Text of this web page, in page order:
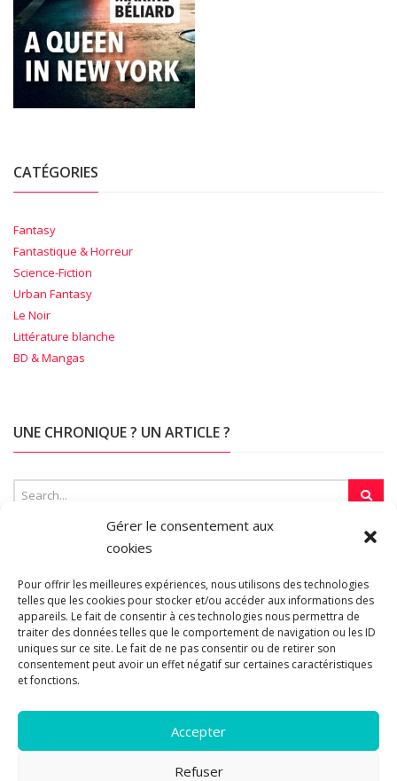
Gérer le consentement aux
cookies
Pour offrir les meilleures expériences, nous utilisons des technologies
telles que les cookies pour stocker et/ou accéder aux informations des
appareils. Le fait de consentir à ces technologies nous permettra de
traiter des données telles que le comportement de navigation ou les ID
uniques sur ce site. Le fait de ne pas consentir ou de retirer son
consentement peut avoir un effet négatif sur certaines caractéristiques
et fonctions.
Accepter
Refuser
CATÉGORIES
Fantasy
Fantastique & Horreur
Science-Fiction
Urban Fantasy
Le Noir
Littérature blanche
BD & Mangas
UNE CHRONIQUE ? UN ARTICLE ?
SUR LA TOILE…
Blogroll